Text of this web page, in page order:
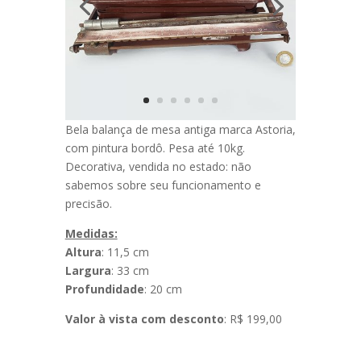
Bela balança de mesa antiga marca Astoria,
com pintura bordô. Pesa até 10kg.
Decorativa, vendida no estado: não
sabemos sobre seu funcionamento e
precisão.
Medidas:
Altura: 11,5 cm
Largura: 33 cm
Profundidade: 20 cm
Valor à vista com desconto: R$ 199,00